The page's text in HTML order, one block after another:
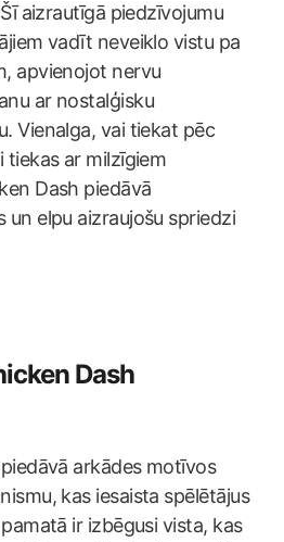
aizrautīgā piedzīvojumu
vadīt neveiklo vistu pa
apvienojot nervu
ar nostalģisku
Vienalga, vai tiekat pēc
tiekas ar milzīgiem
Dash piedāvā
un elpu aizraujošu spriedzi
Dash
arkādes motīvos
kas iesaista spēlētājus
ir izbēgusi vista, kas